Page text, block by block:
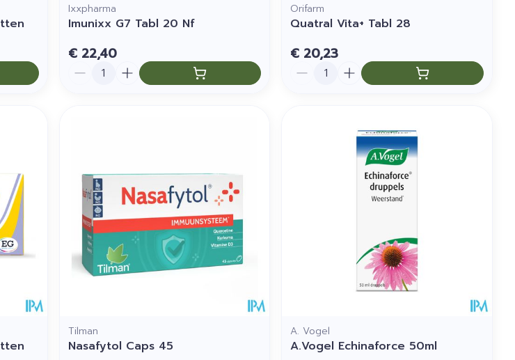
Ixxpharma
Imunixx G7 Tabl 20 Nf
€ 22,40
Aantal
Orifarm
Quatral Vita+ Tabl 28
€ 20,23
Aantal
Tilman
Nasafytol Caps 45
A. Vogel
A.Vogel Echinaforce 50ml